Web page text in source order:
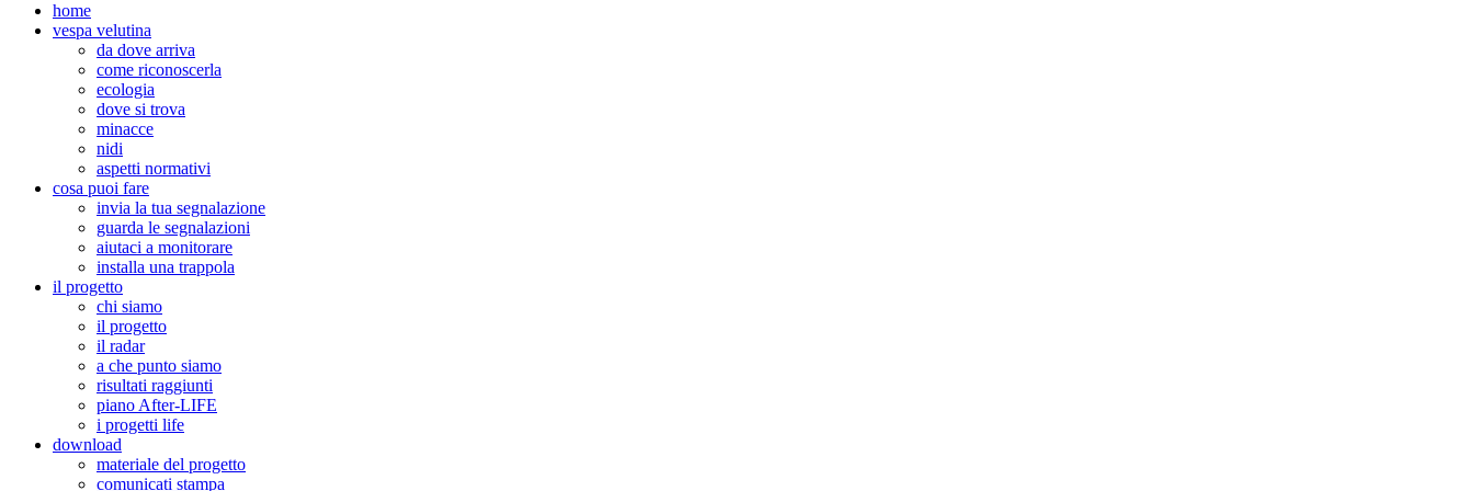
home
vespa velutina
da dove arriva
come riconoscerla
ecologia
dove si trova
minacce
nidi
aspetti normativi
cosa puoi fare
invia la tua segnalazione
guarda le segnalazioni
aiutaci a monitorare
installa una trappola
il progetto
chi siamo
il progetto
il radar
a che punto siamo
risultati raggiunti
piano After-LIFE
i progetti life
download
materiale del progetto
comunicati stampa